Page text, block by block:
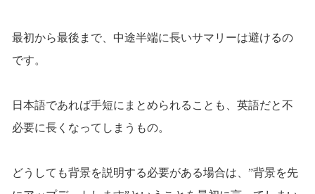
最初から最後まで、中途半端に長いサマリーは避けるの
です。
日本語であれば手短にまとめられることも、英語だと不
必要に長くなってしまうもの。
どうしても背景を説明する必要がある場合は、”背景を先